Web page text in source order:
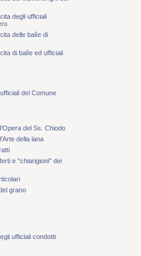
degli ufficiali
delle balìe di
di balìe ed ufficiali
del Comune
del Ss. Chiodo
della lana
e "chiarigioni" dei
grano
ufficiali condotti